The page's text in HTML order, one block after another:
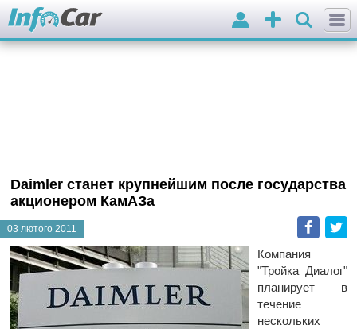
Додати
оголошення
Вхід
Daimler станет крупнейшим после государства
акционером КамАЗа
03 лютого 2011
Компания
"Тройка Диалог"
планирует в
течение
нескольких